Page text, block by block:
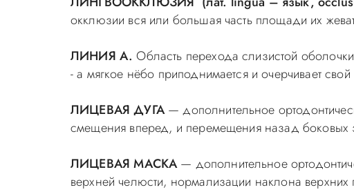
окклюзии вся или большая часть площади их
ЛИНИЯ А.Область перехода слизистой
- а мягкое нёбо приподнимается и очерчивает
ЛИЦЕВАЯ ДУГА— дополнительное
смещения вперед, и перемещения назад боковых
ЛИЦЕВАЯ МАСКА— дополнительное
верхней челюсти, нормализации наклона верхних